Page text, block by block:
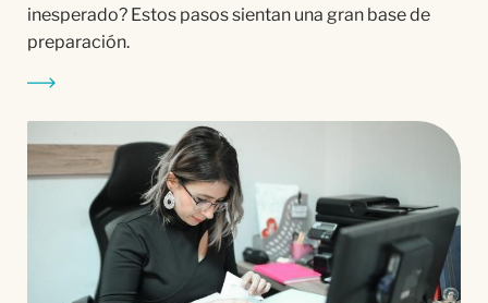
inesperado? Estos pasos sientan una gran base de
preparación.